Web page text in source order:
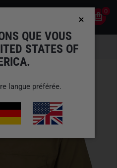
0
QUE VOUS
STATES OF
langue préférée.